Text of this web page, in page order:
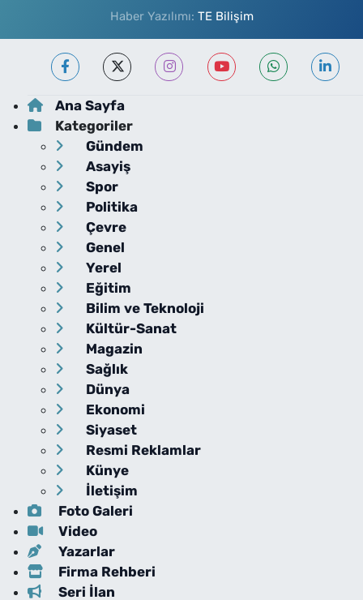
Haber Yazılımı: TE Bilişim
Ana Sayfa
Kategoriler
Gündem
Asayiş
Spor
Politika
Çevre
Genel
Yerel
Eğitim
Bilim ve Teknoloji
Kültür-Sanat
Magazin
Sağlık
Dünya
Ekonomi
Siyaset
Resmi Reklamlar
Künye
İletişim
Foto Galeri
Video
Yazarlar
Firma Rehberi
Seri İlan